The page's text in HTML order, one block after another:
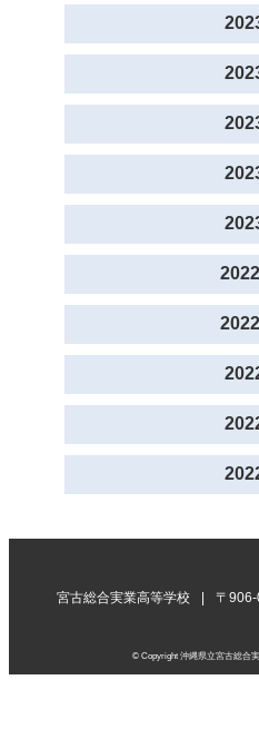
宮古総合実業高等学校 〒
© Copyright 沖縄県立宮古総合